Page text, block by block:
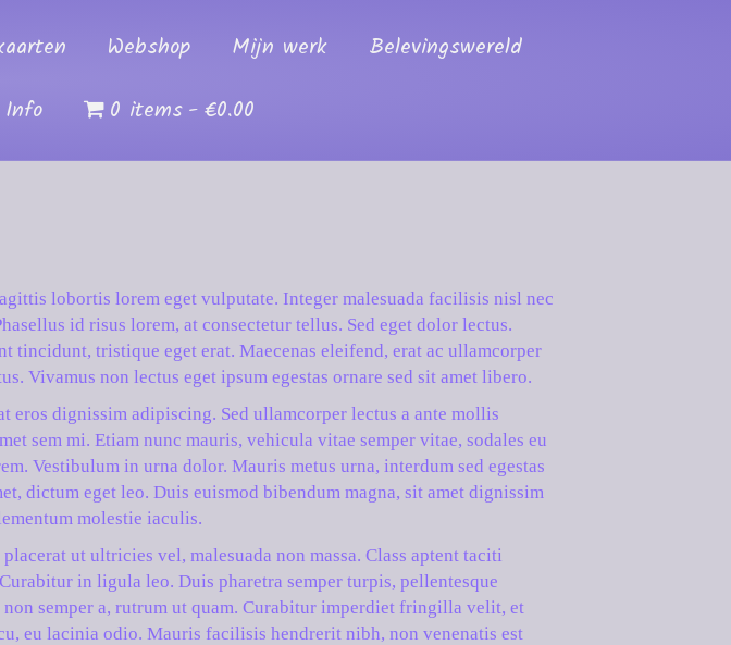
Webshop Mijn werk
Belevingswereld
Info 0 items €0.00
lobortis lorem eget vulputate. Integer malesuada facilisis nisl nec
id risus lorem, at consectetur tellus. Sed eget dolor lectus.
tristique eget erat. Maecenas eleifend, erat ac ullamcorper
Vivamus non lectus eget ipsum egestas ornare sed sit amet libero.
eros dignissim adipiscing. Sed ullamcorper lectus a ante mollis
sem mi. Etiam nunc mauris, vehicula vitae semper vitae, sodales eu
Vestibulum in urna dolor. Mauris metus urna, interdum sed egestas
dictum eget leo. Duis euismod bibendum magna, sit amet dignissim
molestie iaculis.
ut ultricies vel, malesuada non massa. Class aptent taciti
in ligula leo. Duis pharetra semper turpis, pellentesque
semper a, rutrum ut quam. Curabitur imperdiet fringilla velit, et
eu lacinia odio. Mauris facilisis hendrerit nibh, non venenatis est